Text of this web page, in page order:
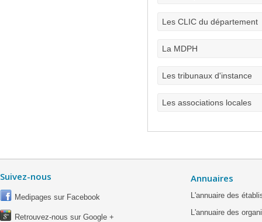
Les CLIC du département
La MDPH
Les tribunaux d'instance
Les associations locales
Suivez-nous
Medipages sur Facebook
Retrouvez-nous sur Google +
Annuaires
L'annuaire des
L'annuaire des